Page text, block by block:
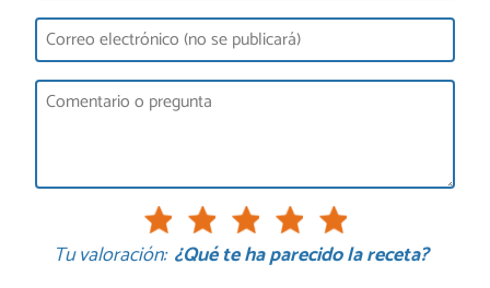
Tu valoración: ¿Qué te ha parecido la receta?